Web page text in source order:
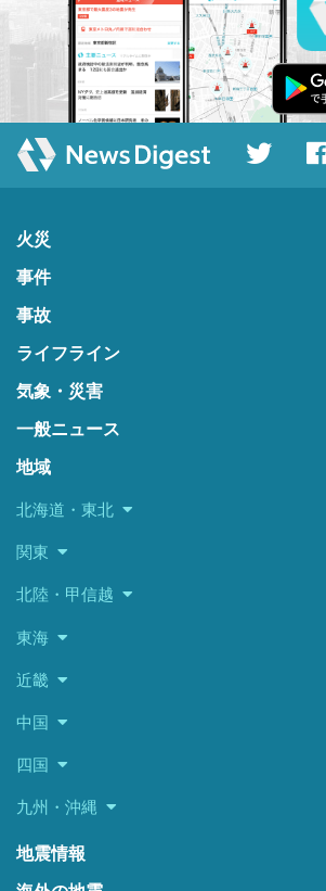
火災
事件
事故
ライフライン
気象・災害
一般ニュース
地域
北海道・東北
関東
北陸・甲信越
東海
近畿
中国
四国
九州・沖縄
地震情報